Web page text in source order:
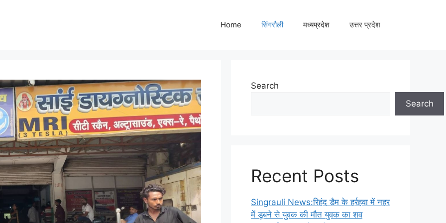
Home सिंगरौली मध्यप्रदेश उत्तर प्रदेश
Search
Search
Recent Posts
Singrauli News:रिहंद डैम के हर्रहवा में नहर
में डूबने से युवक की मौत युवक का शव